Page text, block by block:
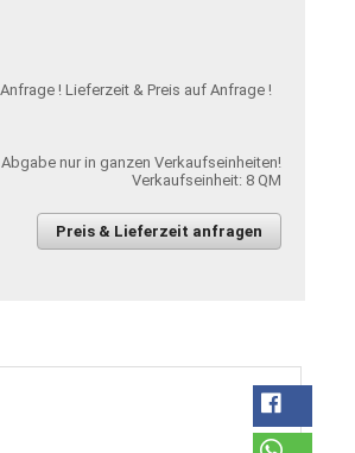
Lieferzeit & Preis auf Anfrage !
Abgabe nur in ganzen Verkaufseinheiten!
Verkaufseinheit: 8 QM
Preis & Lieferzeit anfragen